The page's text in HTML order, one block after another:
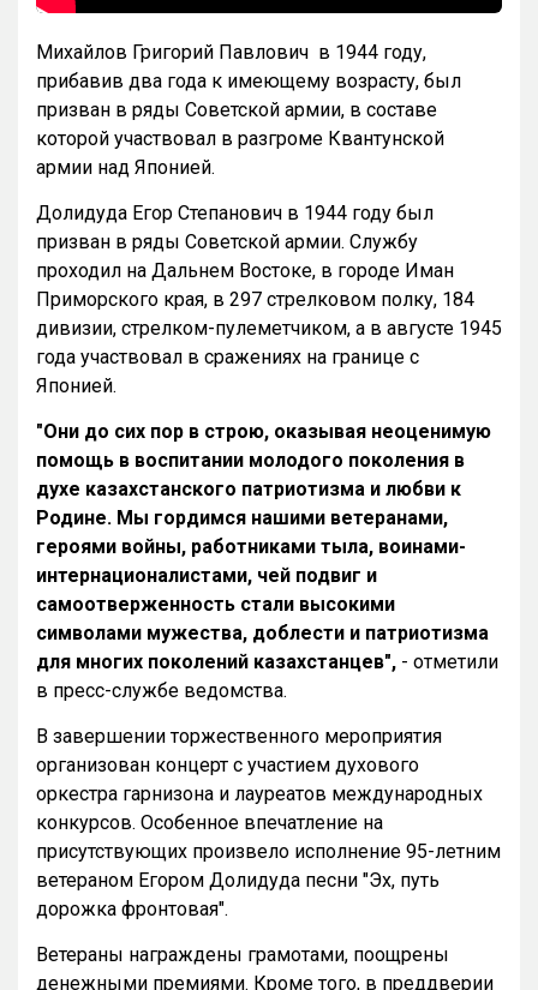
Михайлов Григорий Павлович в 1944 году,
прибавив два года к имеющему возрасту, был
призван в ряды Советской армии, в составе
которой участвовал в разгроме Квантунской
армии над Японией.
Долидуда Егор Степанович в 1944 году был
призван в ряды Советской армии. Службу
проходил на Дальнем Востоке, в городе Иман
Приморского края, в 297 стрелковом полку, 184
дивизии, стрелком-пулеметчиком, а в августе 1945
года участвовал в сражениях на границе с
Японией.
"Они до сих пор в строю, оказывая неоценимую
помощь в воспитании молодого поколения в
духе казахстанского патриотизма и любви к
Родине. Мы гордимся нашими ветеранами,
героями войны, работниками тыла, воинами-
интернационалистами, чей подвиг и
самоотверженность стали высокими
символами мужества, доблести и патриотизма
для многих поколений казахстанцев", - отметили
в пресс-службе ведомства.
В завершении торжественного мероприятия
организован концерт с участием духового
оркестра гарнизона и лауреатов международных
конкурсов. Особенное впечатление на
присутствующих произвело исполнение 95-летним
ветераном Егором Долидуда песни "Эх, путь
дорожка фронтовая".
Ветераны награждены грамотами, поощрены
денежными премиями. Кроме того, в преддверии